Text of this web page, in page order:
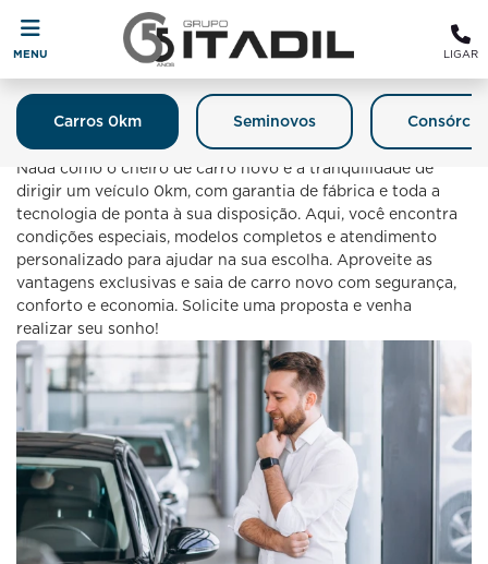
MENU LIGAR
Carros 0km Seminovos Consórcio
Carro 0km
Nada como o cheiro de carro novo e a tranquilidade de
dirigir um veículo 0km, com garantia de fábrica e toda a
tecnologia de ponta à sua disposição. Aqui, você encontra
condições especiais, modelos completos e atendimento
personalizado para ajudar na sua escolha. Aproveite as
vantagens exclusivas e saia de carro novo com segurança,
conforto e economia. Solicite uma proposta e venha
realizar seu sonho!